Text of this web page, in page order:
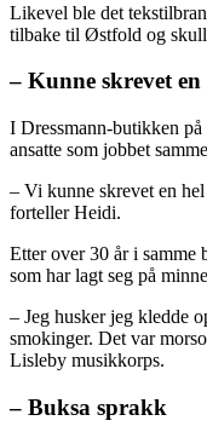
Likevel ble det
tilbake til Østfold og
– Kunne skrevet
I Dressmann-butikken
ansatte som jobbet
– Vi kunne skrevet en
forteller Heidi.
Etter over 30 år i samme
som har lagt seg på
– Jeg husker jeg kledde
smokinger. Det var
Lisleby musikkorps.
– Buksa sprakk